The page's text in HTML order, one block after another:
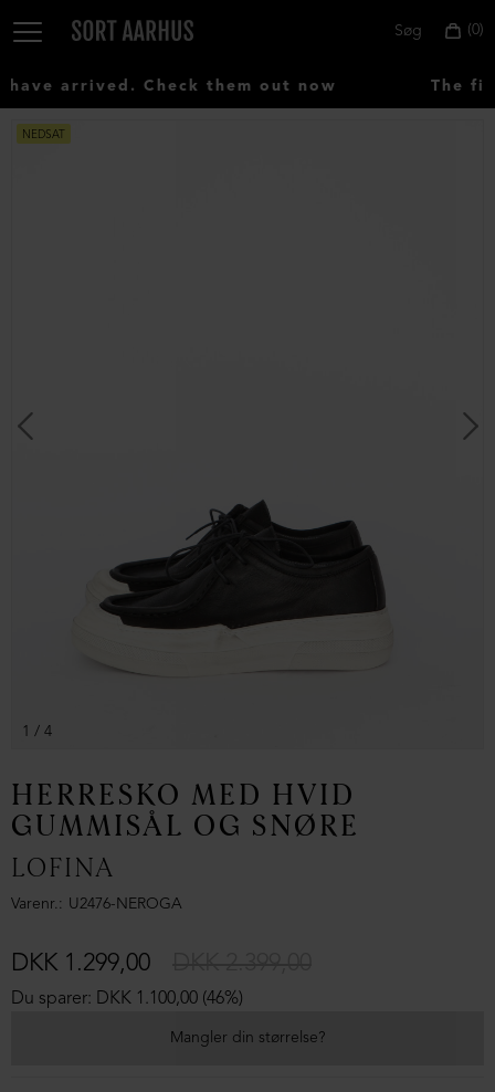
0
Søg
arrived. Check them out now The
NEDSAT
1 / 4
HERRESKO MED HVID
GUMMISÅL OG SNØRE
LOFINA
Varenr. U2476-NEROGA
Du sparer: DKK 1.100,00 (46%)
DKK 1.299,00
Mangler din størrelse?